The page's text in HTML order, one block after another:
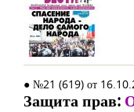
● №21 (619) от
Защита прав: